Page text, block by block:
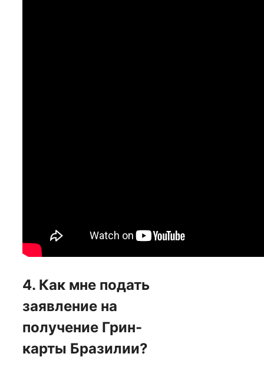
4. Как мне подать
заявление на
получение Грин-
карты Бразилии?